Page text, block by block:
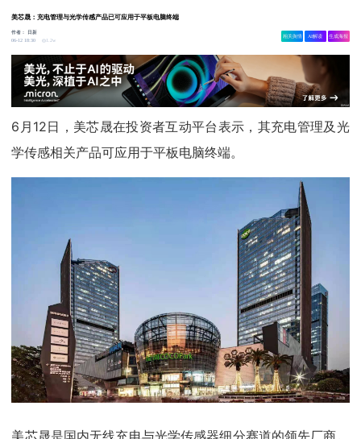
美芯晟：充电管理与光学传感产品已可应用于平板电脑终端
作者：
日新
06-12 18:30
1.2w
相关舆情 AI解读 生成海报
6月12日，美芯晟在投资者互动平台表示，其充电管理及光
学传感相关产品可应用于平板电脑终端。